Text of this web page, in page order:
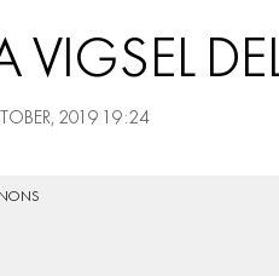
PRENUMERERA
2019 19:24